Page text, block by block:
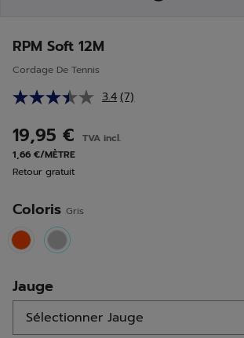
RPM Soft 12M
Cordage De Tennis
3.4 Lire
Lien
(7)
19,95 €
TVA incl.
1,66 €/MÈTRE
Retour gratuit
Coloris Gris
selected
Jauge